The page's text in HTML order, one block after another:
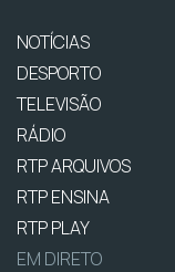
NOTÍCIAS
DESPORTO
TELEVISÃO
RÁDIO
RTP ARQUIVOS
RTP ENSINA
RTP PLAY
EM DIRETO